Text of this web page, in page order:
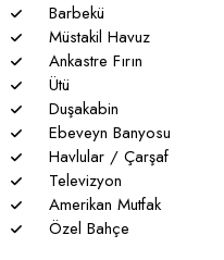
* Villalarımızda yaz
nadiren de olsa elektrik ve
Barbekü
Müstakil Havuz
Ankastre Fırın
Ütü
Duşakabin
Ebeveyn Banyosu
Havlular / Çarşaf
Televizyon
Amerikan Mutfak
Özel Bahçe